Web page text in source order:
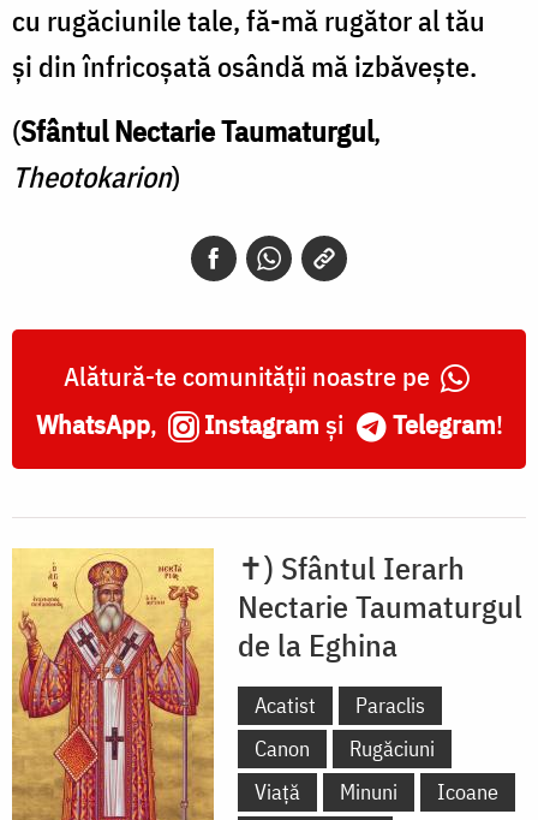
cu rugăciunile tale, fă-mă rugător al tău
și din înfricoșată osândă mă izbăvește.
(Sfântul Nectarie Taumaturgul,
Theotokarion)
Alătură-te comunității noastre pe
WhatsApp, Instagram și Telegram!
✝) Sfântul Ierarh
Nectarie Taumaturgul
de la Eghina
Acatist
Paraclis
Canon
Rugăciuni
Viață
Minuni
Icoane